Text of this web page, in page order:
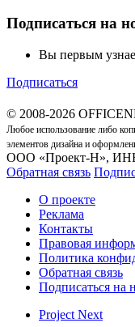
Подписаться на
Вы первым
Подписаться
© 2008-2026
Любое использование либо
элементов дизайна и
ООО «Проект-Н»,
Обратная связь
О проекте
Реклама
Контакты
Правовая
Политика
Обратная связь
Подписаться на
Project Next